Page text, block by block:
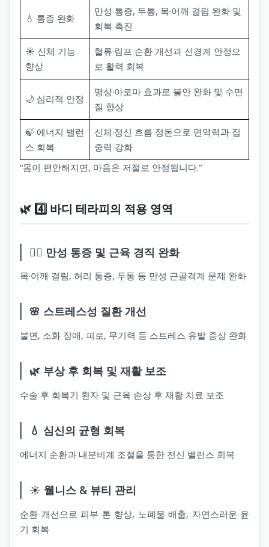
💧 통증 완화
만성 통증, 두통, 목·어깨 결림 완화 및
회복 촉진
☀️ 신체 기능
향상
혈류·림프 순환 개선과 신경계 안정으
로 활력 회복
🌙 심리적 안정
명상·아로마 효과로 불안 완화 및 수면
질 향상
🍃 에너지 밸런
스 회복
신체·정신 흐름 정돈으로 면역력과 집
중력 강화
“몸이 편안해지면, 마음은 저절로 안정됩니다.”
🌿 4️⃣ 바디 테라피의 적용 영역
💆‍♂️ 만성 통증 및 근육 경직 완화
목·어깨 결림, 허리 통증, 두통 등 만성 근골격계 문제 완화
🌸 스트레스성 질환 개선
불면, 소화 장애, 피로, 무기력 등 스트레스 유발 증상 완화
🌿 부상 후 회복 및 재활 보조
수술 후 회복기 환자 및 근육 손상 후 재활 치료 보조
💧 심신의 균형 회복
에너지 순환과 내분비계 조절을 통한 전신 밸런스 회복
☀️ 웰니스 & 뷰티 관리
순환 개선으로 피부 톤 향상, 노폐물 배출, 자연스러운 윤
기 회복